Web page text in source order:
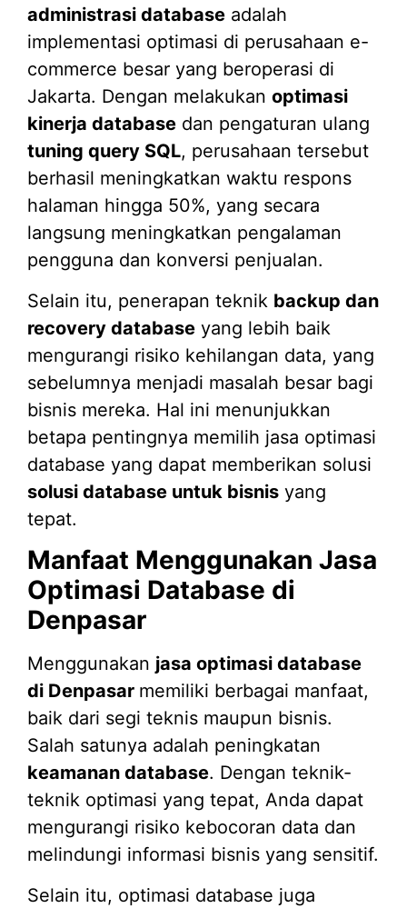
administrasi database adalah
implementasi optimasi di perusahaan e-
commerce besar yang beroperasi di
Jakarta. Dengan melakukan optimasi
kinerja database dan pengaturan ulang
tuning query SQL, perusahaan tersebut
berhasil meningkatkan waktu respons
halaman hingga 50%, yang secara
langsung meningkatkan pengalaman
pengguna dan konversi penjualan.
Selain itu, penerapan teknik backup dan
recovery database yang lebih baik
mengurangi risiko kehilangan data, yang
sebelumnya menjadi masalah besar bagi
bisnis mereka. Hal ini menunjukkan
betapa pentingnya memilih jasa optimasi
database yang dapat memberikan solusi
solusi database untuk bisnis yang
tepat.
Manfaat Menggunakan Jasa
Optimasi Database di
Denpasar
Menggunakan jasa optimasi database
di Denpasar memiliki berbagai manfaat,
baik dari segi teknis maupun bisnis.
Salah satunya adalah peningkatan
keamanan database. Dengan teknik-
teknik optimasi yang tepat, Anda dapat
mengurangi risiko kebocoran data dan
melindungi informasi bisnis yang sensitif.
Selain itu, optimasi database juga